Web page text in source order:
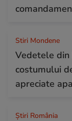
Stiri Mondene
Vedetele din
costumului
apreciate
Știri România